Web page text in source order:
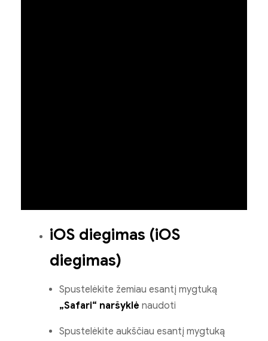
iOS diegimas (iOS
diegimas)
Spustelėkite žemiau esantį mygtuką
„Safari“ naršyklė naudoti
Spustelėkite aukščiau esantį mygtuką